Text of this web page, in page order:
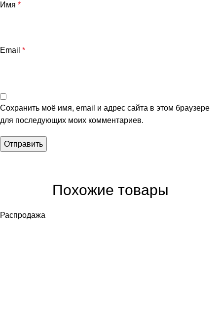
Имя *
Email *
Сохранить моё имя, email и адрес сайта в этом браузере
для последующих моих комментариев.
Похожие товары
Распродажа